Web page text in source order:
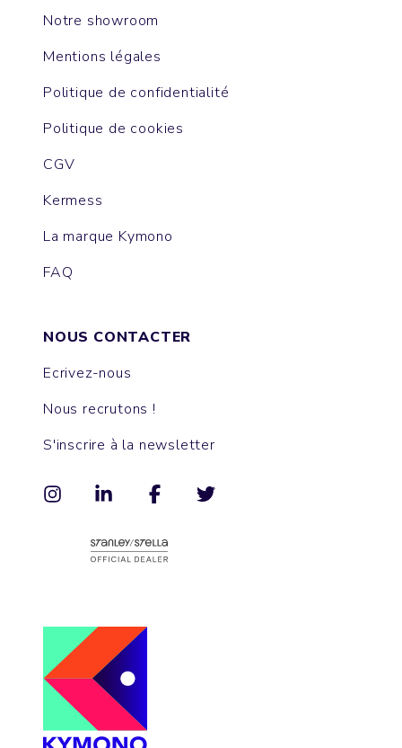
Notre showroom
Mentions légales
Politique de confidentialité
Politique de cookies
CGV
Kermess
La marque Kymono
FAQ
NOUS CONTACTER
Ecrivez-nous
Nous recrutons !
S'inscrire à la newsletter